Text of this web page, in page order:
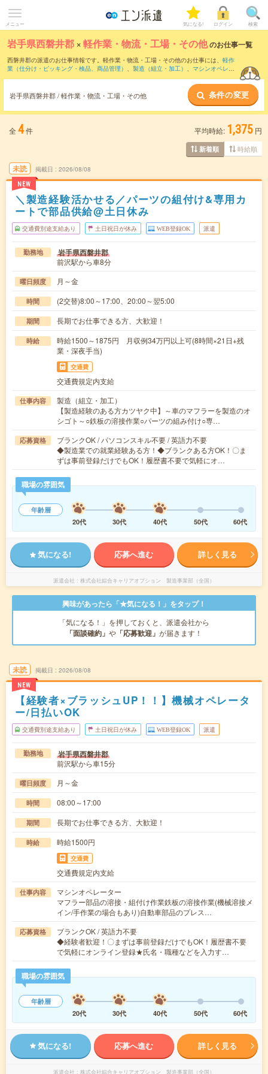
メニュー 気になる! ログイン 検索
岩手県西磐井郡 ×軽作業・物流・工場・その他のお仕事一覧
西磐井郡の派遣のお仕事情報です。軽作業・物流・工場・その他のお仕事には、 軽作
業（仕分け・ピッキング・検品、商品管理） 、 製造（組立・加工） 、 マシンオペレー
岩手県西磐井郡 / 軽作業・物流・工場・その他 条件の変更
全 4件 平均時給: 1,375 円
新着順 時給順
未読
NEW
掲載日 2026/08/08
＼製造経験活かせる／パーツの組付け&専用カ
ートで部品供給@土日休み
交通費別途支給あり 土日祝日が休み WEB登録OK 派遣
勤務地 岩手県西磐井郡
前沢駅から車8分
曜日頻度 月～金
時間 (2交替)8:00～17:00、20:00～翌5:00
期間 長期でお仕事できる方、大歓迎！
時給
時給1500～1875円 月収例34万円以上可(8時間×21日+残
業・深夜手当)
交通費
交通費規定内支給
仕事内容
製造（組立・加工）
【製造経験のある方カツヤク中】～車のマフラーを製造のオ
シゴト～○鉄板の溶接作業○パーツの組み付け○専…
応募資格
ブランクOK / パソコンスキル不要 / 英語力不要
◆製造業での就業経験ある方！◆ブランクある方OK！〇ま
ずは事前登録だけでもOK！履歴書不要で気軽にオ…
職場の雰囲気
年齢層
20代
30代 40代 50代 60代
気になる! 応募へ進む 詳しく見る
派遣会社 株式会社綜合キャリアオプション 製造事業部（全国）
興味があったら「★気になる！」をタップ！
「気になる！」を押しておくと、派遣会社から
「面談確約」 や 「応募歓迎」 が届きます！
未読
NEW
掲載日 2026/08/08
【経験者×ブラッシュUP！！】機械オペレータ
ー/日払いOK
交通費別途支給あり 土日祝日が休み WEB登録OK 派遣
勤務地 岩手県西磐井郡
前沢駅から車15分
曜日頻度 月～金
時間 08:00～17:00
期間 長期でお仕事できる方、大歓迎！
時給 時給1500円
交通費
交通費規定内支給
仕事内容
マシンオペレーター
マフラー部品の溶接・組付け作業鉄板の溶接作業(機械溶接メ
イン/手作業の場合もあり)自動車部品のプレス…
応募資格
ブランクOK / 英語力不要
◆経験者歓迎！〇まずは事前登録だけでもOK！履歴書不要
で気軽にオンライン登録★氏名・職種などを入力す…
職場の雰囲気
年齢層
20代
30代 40代 50代 60代
気になる! 応募へ進む 詳しく見る
派遣会社 株式会社綜合キャリアオプション 製造事業部（全国）